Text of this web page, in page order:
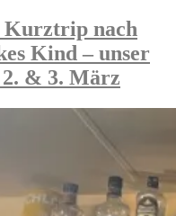
Kurztrip nach
Kind – unser
& 3. März